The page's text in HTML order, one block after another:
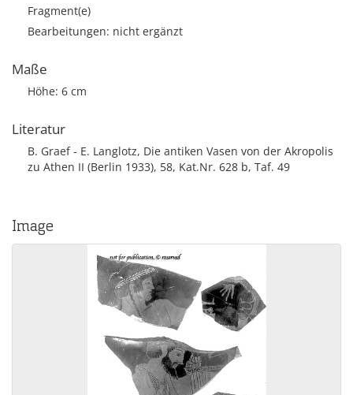
Fragment(e)
Bearbeitungen: nicht ergänzt
Maße
Höhe: 6 cm
Literatur
B. Graef - E. Langlotz, Die antiken Vasen von der Akropolis
zu Athen II (Berlin 1933), 58, Kat.Nr. 628 b, Taf. 49
Image